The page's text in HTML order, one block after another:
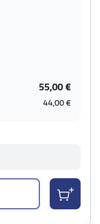
55,00 €
44,00 €